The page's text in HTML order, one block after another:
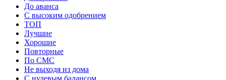
До аванса
С высоким одобрением
ТОП
Лучшие
Хорошие
Повторные
По СМС
Не выходя из дома